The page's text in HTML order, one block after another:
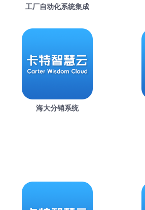
工厂自动化系统集成
海大分销系统